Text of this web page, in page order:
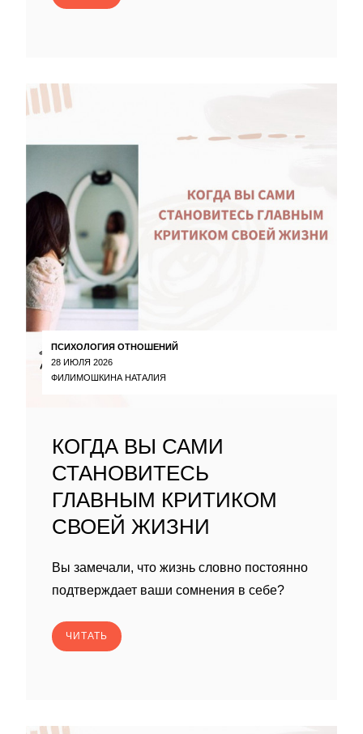
ПСИХОЛОГИЯ ОТНОШЕНИЙ
28 ИЮЛЯ 2026
ФИЛИМОШКИНА НАТАЛИЯ
КОГДА ВЫ САМИ
СТАНОВИТЕСЬ
ГЛАВНЫМ КРИТИКОМ
СВОЕЙ ЖИЗНИ
Вы замечали, что жизнь словно постоянно
подтверждает ваши сомнения в себе?
ЧИТАТЬ